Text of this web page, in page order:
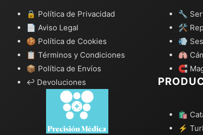
🔒 Política de Privacidad
📄 Aviso Legal
🍪 Política de Cookies
📋 Términos y Condiciones
📦 Política de Envíos
↩️ Devoluciones
🔧
🛠️
💨
🫁
🧲
🛍️
⚡